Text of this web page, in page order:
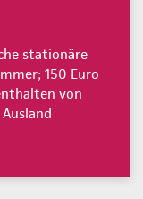
stationäre
150 Euro
von